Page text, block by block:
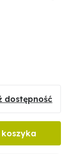
dostępność